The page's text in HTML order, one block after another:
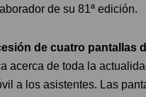
de su 81ª edición.
de cuatro pantallas
acerca de toda la
a los asistentes. Las